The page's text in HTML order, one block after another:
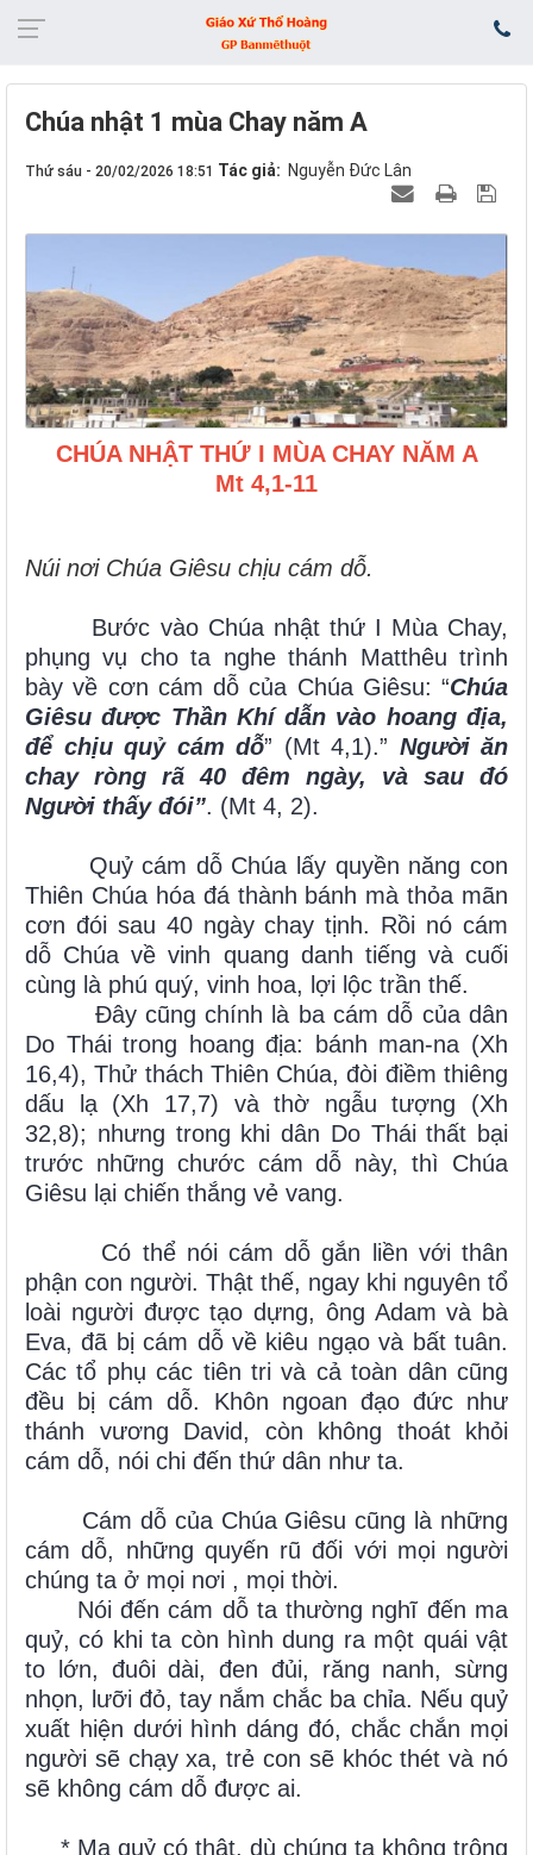
Chúa nhật 1 mùa Chay năm A
Thứ sáu - 20/02/2026 18:51 Tác giả: Nguyễn Đức Lân
CHÚA NHẬT THỨ I MÙA CHAY NĂM A
Mt 4,1-11
Núi nơi Chúa Giêsu chịu cám dỗ.
Bước vào Chúa nhật thứ I Mùa Chay,
phụng vụ cho ta nghe thánh Matthêu trình
bày về cơn cám dỗ của Chúa Giêsu: “Chúa
Giêsu được Thần Khí dẫn vào hoang địa,
để chịu quỷ cám dỗ” (Mt 4,1).” Người ăn
chay ròng rã 40 đêm ngày, và sau đó
Người thấy đói”. (Mt 4, 2).
Quỷ cám dỗ Chúa lấy quyền năng con
Thiên Chúa hóa đá thành bánh mà thỏa mãn
cơn đói sau 40 ngày chay tịnh. Rồi nó cám
dỗ Chúa về vinh quang danh tiếng và cuối
cùng là phú quý, vinh hoa, lợi lộc trần thế.
Đây cũng chính là ba cám dỗ của dân
Do Thái trong hoang địa: bánh man-na (Xh
16,4), Thử thách Thiên Chúa, đòi điềm thiêng
dấu lạ (Xh 17,7) và thờ ngẫu tượng (Xh
32,8); nhưng trong khi dân Do Thái thất bại
trước những chước cám dỗ này, thì Chúa
Giêsu lại chiến thắng vẻ vang.
Có thể nói cám dỗ gắn liền với thân
phận con người. Thật thế, ngay khi nguyên tổ
loài người được tạo dựng, ông Adam và bà
Eva, đã bị cám dỗ về kiêu ngạo và bất tuân.
Các tổ phụ các tiên tri và cả toàn dân cũng
đều bị cám dỗ. Khôn ngoan đạo đức như
thánh vương David, còn không thoát khỏi
cám dỗ, nói chi đến thứ dân như ta.
Cám dỗ của Chúa Giêsu cũng là những
cám dỗ, những quyến rũ đối với mọi người
chúng ta ở mọi nơi , mọi thời.
Nói đến cám dỗ ta thường nghĩ đến ma
quỷ, có khi ta còn hình dung ra một quái vật
to lớn, đuôi dài, đen đủi, răng nanh, sừng
nhọn, lưỡi đỏ, tay nắm chắc ba chỉa. Nếu quỷ
xuất hiện dưới hình dáng đó, chắc chắn mọi
người sẽ chạy xa, trẻ con sẽ khóc thét và nó
sẽ không cám dỗ được ai.
* Ma quỷ có thật, dù chúng ta không trông